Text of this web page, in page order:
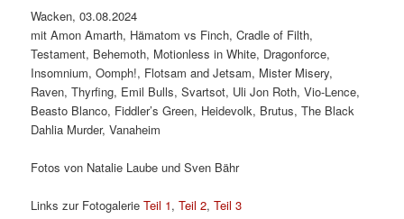
Wacken, 03.08.2024
mit Amon Amarth, Hämatom vs Finch, Cradle of Filth,
Testament, Behemoth, Motionless in White, Dragonforce,
Insomnium, Oomph!, Flotsam and Jetsam, Mister Misery,
Raven, Thyrfing, Emil Bulls, Svartsot, Uli Jon Roth, Vio-Lence,
Beasto Blanco, Fiddler’s Green, Heidevolk, Brutus, The Black
Dahlia Murder, Vanaheim
Fotos von Natalie Laube und Sven Bähr
Links zur FotogalerieTeil 1,Teil 2,Teil 3